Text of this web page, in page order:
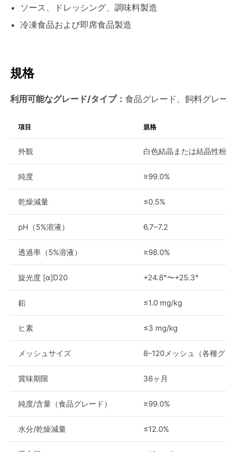
ソース、ドレッシング、調味料製造
冷凍食品および即席食品製造
規格
利用可能なグレード/タイプ： 食品グレード、飼料グレ
項目 規格
外観 白色結晶または結晶性
純度 ≥99.0%
乾燥減量 ≤0.5%
pH（5%溶液） 6.7–7.2
透過率（5%溶液） ≥98.0%
旋光度 [α]D20 +24.8°〜+25.3°
鉛 ≤1.0 mg/kg
ヒ素 ≤3 mg/kg
メッシュサイズ 8–120メッシュ（各種
賞味期限 36ヶ月
純度/含量（食品グレード） ≥99.0%
水分/乾燥減量 ≤12.0%